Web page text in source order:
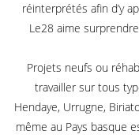
réinterprétés afin d’y
Le28 aime
Projets neufs ou
travailler sur tous
Hendaye, Urrugne,
même au Pays basque